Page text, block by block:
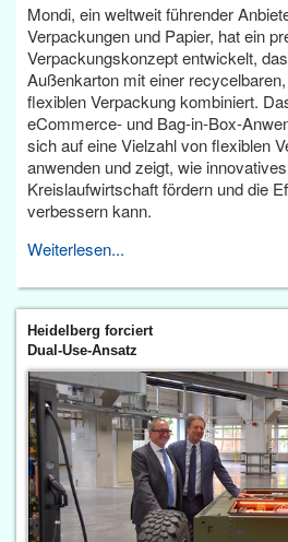
Mondi, ein weltweit führender
Verpackungen und Papier, hat ein
Verpackungskonzept entwickelt,
Außenkarton mit einer
flexiblen Verpackung kombiniert.
eCommerce- und Bag-in-Box-
sich auf eine Vielzahl von flexiblen
anwenden und zeigt, wie
Kreislaufwirtschaft fördern und die
verbessern kann.
Weiterlesen...
Heidelberg forciert
Dual-Use-Ansatz